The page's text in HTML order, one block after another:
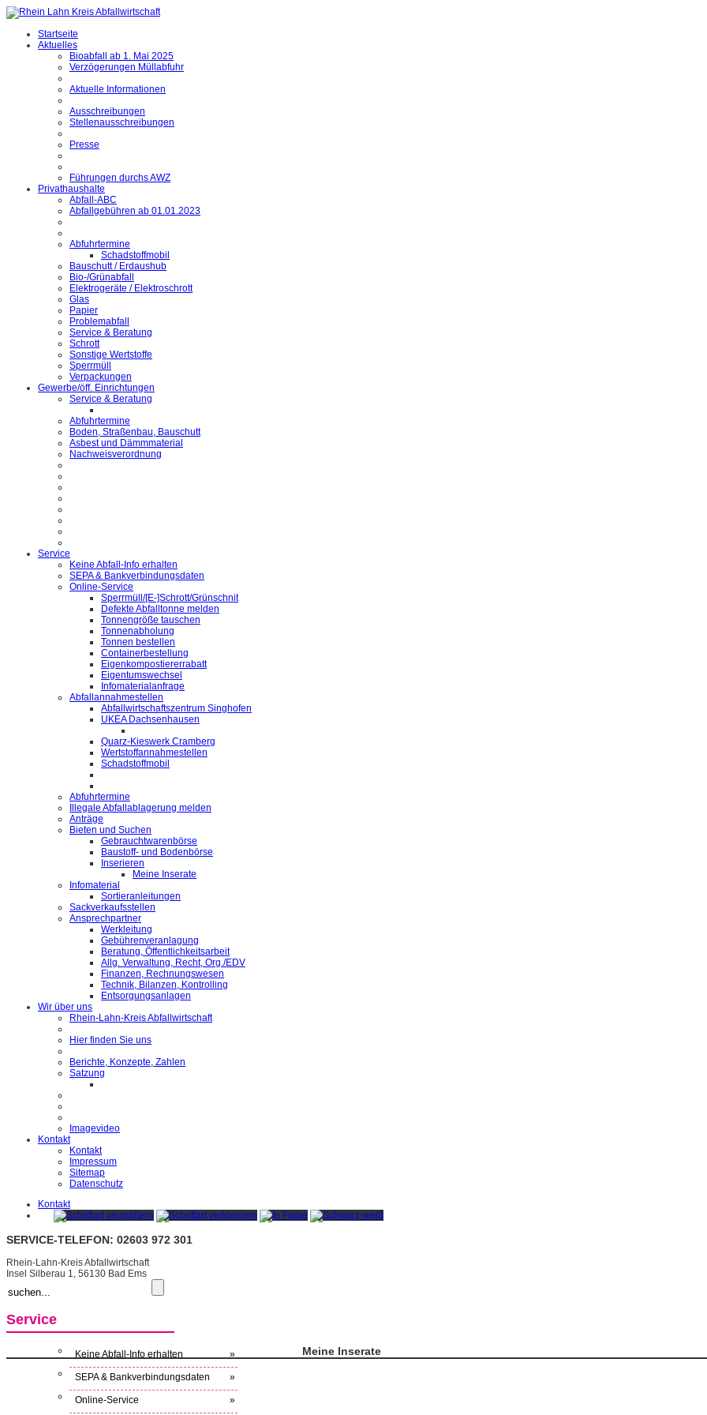
Startseite
Aktuelles
Bioabfall ab 1. Mai 2025
Verzögerungen Müllabfuhr
Aktuelle Informationen
Ausschreibungen
Stellenausschreibungen
Presse
Führungen durchs AWZ
Privathaushalte
Abfall-ABC
Abfallgebühren ab 01.01.2023
Abfuhrtermine
Schadstoffmobil
Bauschutt / Erdaushub
Bio-/Grünabfall
Elektrogeräte / Elektroschrott
Glas
Papier
Problemabfall
Service & Beratung
Schrott
Sonstige Wertstoffe
Sperrmüll
Verpackungen
Gewerbe/öff. Einrichtungen
Service & Beratung
Abfuhrtermine
Boden, Straßenbau, Bauschutt
Asbest und Dämmmaterial
Nachweisverordnung
Service
Keine Abfall-Info erhalten
SEPA & Bankverbindungsdaten
Online-Service
Sperrmüll/[E-]Schrott/Grünschnit
Defekte Abfalltonne melden
Tonnengröße tauschen
Tonnenabholung
Tonnen bestellen
Containerbestellung
Eigenkompostiererrabatt
Eigentumswechsel
Infomaterialanfrage
Abfallannahmestellen
Abfallwirtschaftszentrum Singhofen
UKEA Dachsenhausen
Quarz-Kieswerk Cramberg
Wertstoffannahmestellen
Schadstoffmobil
Abfuhrtermine
Illegale Abfallablagerung melden
Anträge
Bieten und Suchen
Gebrauchtwarenbörse
Baustoff- und Bodenbörse
Inserieren
Meine Inserate
Infomaterial
Sortieranleitungen
Sackverkaufsstellen
Ansprechpartner
Werkleitung
Gebührenveranlagung
Beratung, Öffentlichkeitsarbeit
Allg. Verwaltung, Recht, Org./EDV
Finanzen, Rechnungswesen
Technik, Bilanzen, Kontrolling
Entsorgungsanlagen
Wir über uns
Rhein-Lahn-Kreis Abfallwirtschaft
Hier finden Sie uns
Berichte, Konzepte, Zahlen
Satzung
Imagevideo
Kontakt
Kontakt
Impressum
Sitemap
Datenschutz
Kontakt
SERVICE-TELEFON: 02603 972 301
Rhein-Lahn-Kreis Abfallwirtschaft
Insel Silberau 1, 56130 Bad Ems
Service
Keine Abfall-Info erhalten »
SEPA & Bankverbindungsdaten »
Online-Service »
Meine Inserate